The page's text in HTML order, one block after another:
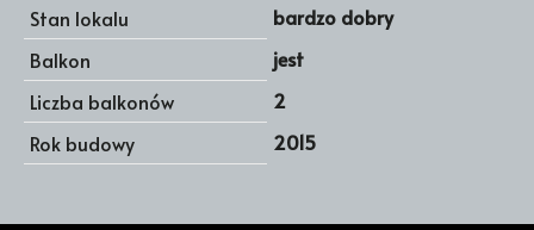
Stan lokalu
bardzo dobry
Balkon
jest
Liczba balkonów
2
Rok budowy
2015